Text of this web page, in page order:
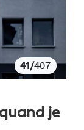
41/407
je